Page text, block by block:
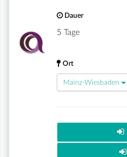
Dauer
5 Tage
Ort
Mainz-Wiesbaden